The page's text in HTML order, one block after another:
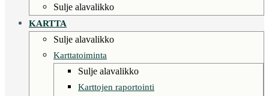
Sulje alavalikko
KARTTA
Sulje alavalikko
Karttatoiminta
Sulje alavalikko
Karttojen raportointi